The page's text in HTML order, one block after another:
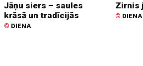
Jāņu siers – saules
krāsā un tradīcijās
© DIENA
Zirnis
© DIENA